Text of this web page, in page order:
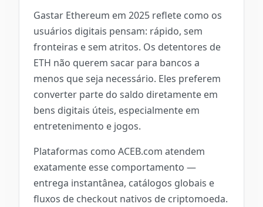
Gastar Ethereum em 2025 reflete como os
usuários digitais pensam: rápido, sem
fronteiras e sem atritos. Os detentores de
ETH não querem sacar para bancos a
menos que seja necessário. Eles preferem
converter parte do saldo diretamente em
bens digitais úteis, especialmente em
entretenimento e jogos.
Plataformas como ACEB.com atendem
exatamente esse comportamento —
entrega instantânea, catálogos globais e
fluxos de checkout nativos de criptomoeda.